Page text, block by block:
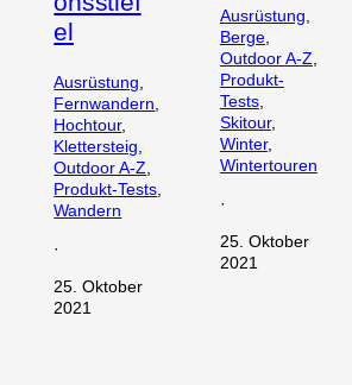
el
Ausrüstung
Fernwandern
Hochtour
Klettersteig
Outdoor A-Z
Produkt-Tests
Wandern
·
25. Oktober
2021
Ausrüstung
Berge
Outdoor A-Z
Produkt-
Tests
Skitour
Winter
Wintertouren
·
25. Oktober
2021